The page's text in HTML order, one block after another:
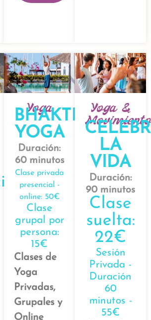
Yoga
BHAKTI
YOGA
Duración:
60 minutos
Clase privada
presencial -
online: 50€
Clase
grupal por
persona:
15€
Clases de
Yoga
Privadas,
Grupales y
Online
Yoga &
LA
VIDA
Duración:
90 minutos
Clase
suelta:
22€
Sesión
Privada -
Duración
60
minutos -
55€